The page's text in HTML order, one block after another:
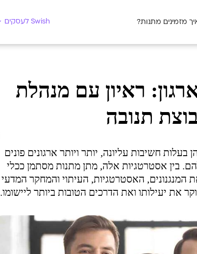
מזמינים מתנות? Swish לעסקים
ראיון עם מנהלת
תנובה
חשיבות עליונה, יותר ויותר ארגונים פונים
בין אסטרטגיות אלה, מתן מתנות מסתמן ככלי
המנגנונים, האסטרטגיות, העיתוי והמחקר המדעי
את יעילותו ואת הדרכים הטובות ביותר ליישומו.